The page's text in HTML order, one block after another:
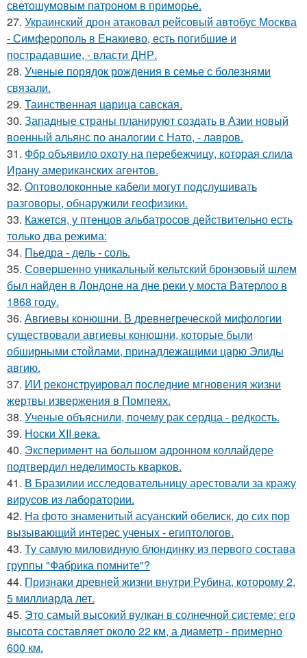
светошумовым патроном в приморье.
27. Украинский дрон атаковал рейсовый автобус Москва
- Симферополь в Енакиево, есть погибшие и
пострадавшие, - власти ДНР.
28. Ученые порядок рождения в семье с болезнями
связали.
29. Таинственная царица савская.
30. Западные страны планируют создать в Азии новый
военный альянс по аналогии с Нато, - лавров.
31. Фбр объявило охоту на перебежчицу, которая слила
Ирану американских агентов.
32. Оптоволоконные кабели могут подслушивать
разговоры, обнаружили геофизики.
33. Кажется, у птенцов альбатросов действительно есть
только два режима:
34. Пьедра - дель - соль.
35. Совершенно уникальный кельтский бронзовый шлем
был найден в Лондоне на дне реки у моста Ватерлоо в
1868 году.
36. Авгиевы конюшни. В древнегреческой мифологии
существовали авгиевы конюшни, которые были
обширными стойлами, принадлежащими царю Элиды
авгию.
37. ИИ реконструировал последние мгновения жизни
жертвы извержения в Помпеях.
38. Ученые объяснили, почему рак сердца - редкость.
39. Носки XII века.
40. Эксперимент на большом адронном коллайдере
подтвердил неделимость кварков.
41. В Бразилии исследовательницу арестовали за кражу
вирусов из лаборатории.
42. На фото знаменитый асуанский обелиск, до сих пор
вызывающий интерес ученых - египтологов.
43. Ту самую миловидную блондинку из первого состава
группы "Фабрика помните"?
44. Признаки древней жизни внутри Рубина, которому 2,
5 миллиарда лет.
45. Это самый высокий вулкан в солнечной системе: его
высота составляет около 22 км, а диаметр - примерно
600 км.